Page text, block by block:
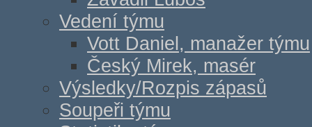
Vedení týmu
Vott Daniel, manažer týmu
Český Mirek, masér
Výsledky/Rozpis zápasů
Soupeři týmu